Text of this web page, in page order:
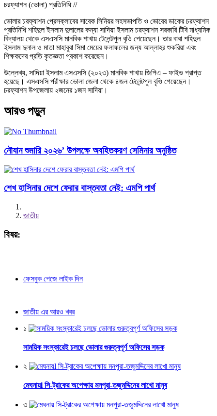
চরফ্যাশন (ভোলা) প্রতিনিধি //
ভোলার চরফ্যাশন প্রেসক্লাবের সাবেক সিনিয়র সহসভাপতি ও ভোরের ডাকের চরফ্যাশন
প্রতিনিধি শহিদুল ইসলাম দুলালের কন্যা সাদিয়া ইসলাম চরফ্যাশন সরকারি টিবি মাধ্যমিক
বিদ্যালয় থেকে এসএসসি মানবিক শাখায় টেলেন্টপুল বৃওি পেয়েছেন। তার বাবা শহিদুল
ইসলাম দুলাল ও মাতা মাহাবুবা সিমা মেয়ের ফলাফলের জন্য আল্লাহর শুকরিয়া এবং
শিক্ষকদের প্রতি কৃতজ্ঞতা প্রকাশ করেছেন।
উল্লেখ্য, সাদিয়া ইসলাম এসএসসি (২০২৩) মানবিক শাখায় জিপিএ – ফাইভ প্রাপ্ত
হয়েছে। এসএসসি পরীক্ষার ভোলা জেলা থেকে ৪জন টেলেন্টপুল বৃওি পেয়েছেন।
চরফ্যাশন উপজেলায় ২জনের ১জন সাদিয়া।
আরও পড়ুন
নৌযান শুমারি ২০২৬’ উপলক্ষে অবহিতকরণ সেমিনার অনুষ্ঠিত
শেখ হাসিনার দেশে ফেরার বাস্তবতা নেই: এমপি পার্থ
জাতীয়
বিষয়:
ফেসবুক পেজে লাইক দিন
জাতীয় এর আরও খবর
১
সাময়িক সংস্কারেই চলছে ভোলার গুরুত্বপূর্ণ অফিসের সড়ক
২
মেঘনায়l সি-ট্রাকের অপেক্ষায় মনপুরা-তজুমদ্দিনের লাখো মানুষ
৩